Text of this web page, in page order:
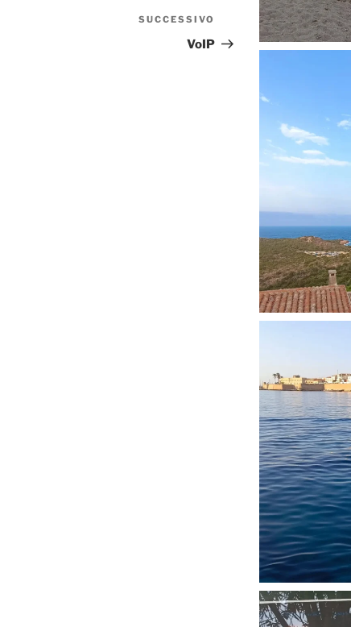
Articolo
successivo
SUCCESSIVO
VoIP